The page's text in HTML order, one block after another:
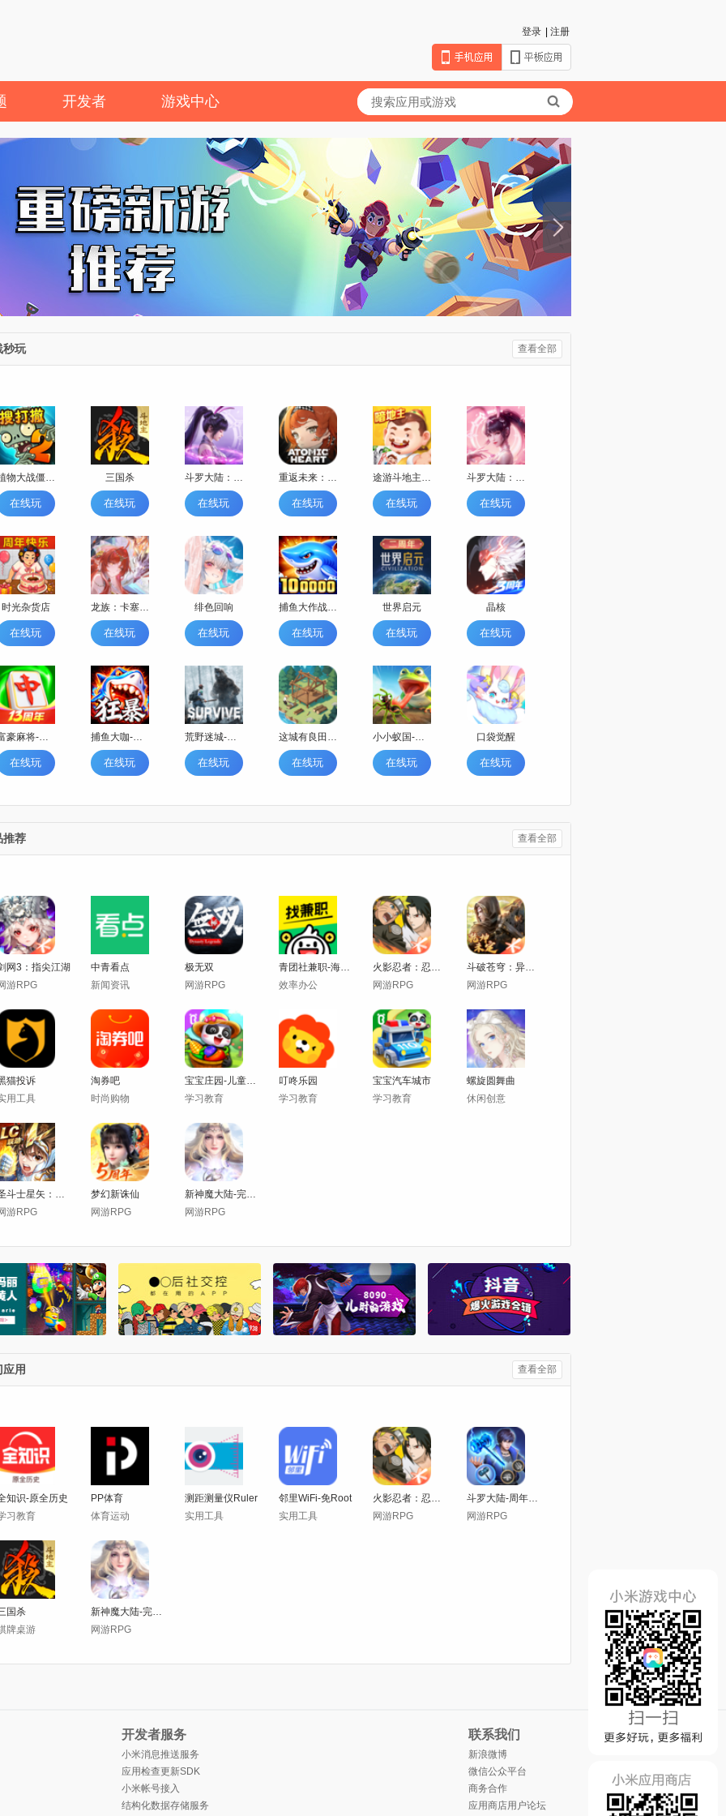
注册
登录
开发者 游戏中心
查看全部
秒玩
植物大战僵尸2-搜打撤
在线玩
三国杀
在线玩
斗罗大陆：魂师对决
在线玩
重返未来：1999
在线玩
途游斗地主（比赛版）
在线玩
斗罗大陆：逆转时空
在线玩
时光杂货店
在线玩
龙族：卡塞尔之门
在线玩
绯色回响
在线玩
捕鱼大作战-秒杀技能
在线玩
世界启元
在线玩
晶核
在线玩
富豪麻将-牌友集结
在线玩
捕鱼大咖-狂暴模式
在线玩
荒野迷城-末日求生
在线玩
这城有良田-种田摸鱼
在线玩
小小蚁国-超快发育版
在线玩
口袋觉醒
在线玩
查看全部
推荐
网3：指尖江湖
游RPG
中青看点
新闻资讯
极无双
网游RPG
青团社兼职-海量同城日结兼职。
效率办公
火影忍者：忍者新世代
网游RPG
斗破苍穹：异火重燃
网游RPG
猫投诉
用工具
淘券吧
时尚购物
宝宝庄园-儿童休闲模拟经营
学习教育
叮咚乐园
学习教育
宝宝汽车城市
学习教育
螺旋圆舞曲
休闲创意
圣斗士星矢：正义传说
游RPG
梦幻新诛仙
网游RPG
新神魔大陆-完美正版正统魔幻
网游RPG
查看全部
用
知识-原全历史
习教育
PP体育
体育运动
测距测量仪Ruler
实用工具
邻里WiFi-免Root
实用工具
火影忍者：忍者新世代
网游RPG
斗罗大陆-周年狂欢季
网游RPG
国杀
牌桌游
新神魔大陆-完美正版正统魔幻
网游RPG
开发者服务
小米消息推送服务
应用检查更新SDK
小米帐号接入
结构化数据存储服务
联系我们
新浪微博
微信公众平台
商务合作
应用商店用户论坛